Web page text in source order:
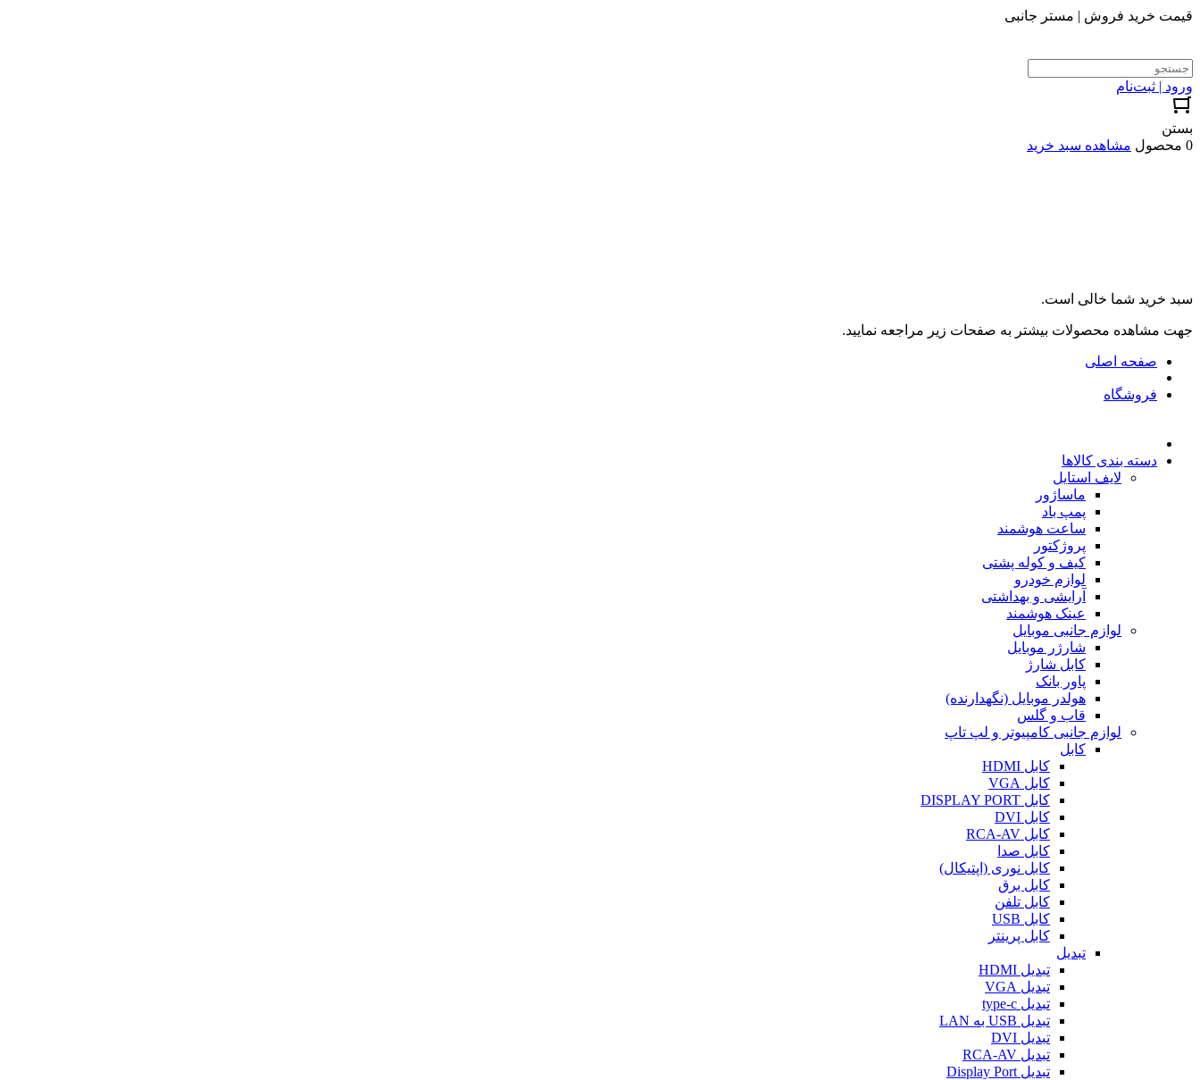
قیمت خرید فروش | مستر جانبی
ورود | ثبت‌نام
بستن
0 محصول
مشاهده سبد خرید
سبد خرید شما خالی است.
جهت مشاهده محصولات بیشتر به صفحات زیر مراجعه نمایید.
صفحه اصلی
فروشگاه
دسته بندی کالاها
لایف استایل
ماساژور
پمپ باد
ساعت هوشمند
پروژکتور
کیف و کوله پشتی
لوازم خودرو
آرایشی و بهداشتی
عینک هوشمند
لوازم جانبی موبایل
شارژر موبایل
کابل شارژ
پاور بانک
هولدر موبایل (نگهدارنده)
قاب و گلس
لوازم جانبی کامپیوتر و لپ تاپ
کابل
کابل HDMI
کابل VGA
کابل DISPLAY PORT
کابل DVI
کابل RCA-AV
کابل صدا
کابل نوری (اپتیکال)
کابل برق
کابل تلفن
کابل USB
کابل پرینتر
تبدیل
تبدیل HDMI
تبدیل VGA
تبدیل type-c
تبدیل USB به LAN
تبدیل DVI
تبدیل RCA-AV
تبدیل Display Port